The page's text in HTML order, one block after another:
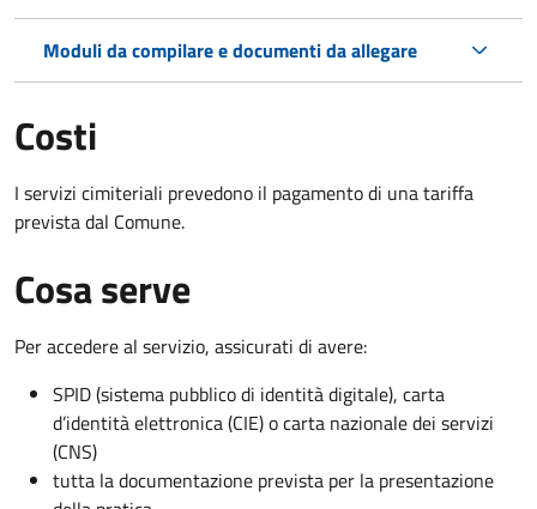
Moduli da compilare e documenti da allegare
Costi
I servizi cimiteriali prevedono il pagamento di una tariffa
prevista dal Comune.
Cosa serve
Per accedere al servizio, assicurati di avere:
SPID (sistema pubblico di identità digitale), carta
d’identità elettronica (CIE) o carta nazionale dei servizi
(CNS)
tutta la documentazione prevista per la presentazione